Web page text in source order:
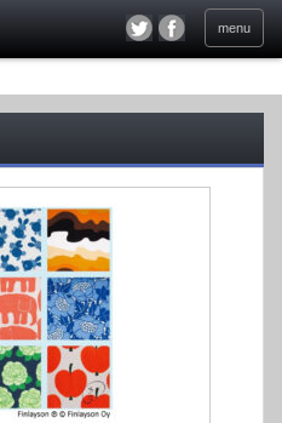
menu